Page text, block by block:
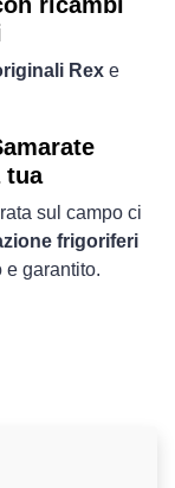
Rex e
tua
sul campo ci
frigoriferi
e garantito.